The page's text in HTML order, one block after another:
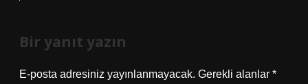
Bir yanıt yazın
E-posta adresiniz yayınlanmayacak. Gerekli alanlar *